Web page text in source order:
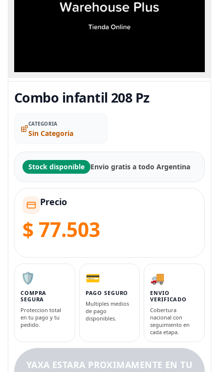
Combo infantil 208 Pz
CATEGORIA
Sin Categoria
Stock disponible Envio gratis a todo Argentina
Precio
$ 77.503
🛡️
COMPRA
SEGURA
Proteccion total
en tu pago y tu
pedido.
💳
PAGO SEGURO
Multiples medios
de pago
disponibles.
🚚
ENVIO
VERIFICADO
Cobertura
nacional con
seguimiento en
cada etapa.
YAXA ESTARA PROXIMAMENTE EN TU